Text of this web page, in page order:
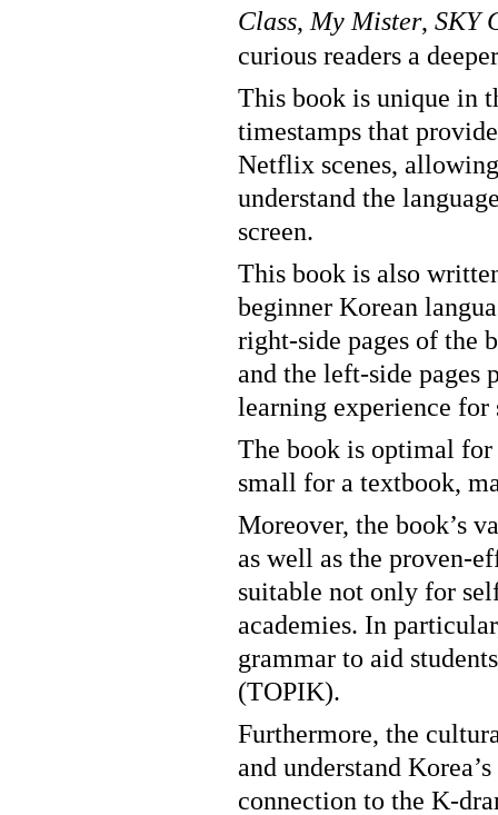
Class, My Mister, SKY
curious readers a
This book is unique in
timestamps that
Netflix scenes,
understand the
screen.
This book is also
beginner Korean
right-side pages of the
and the left-side pages
learning experience
The book is optimal
small for a textbook,
Moreover, the book’s
as well as the proven-
suitable not only for
academies. In
grammar to aid
(TOPIK).
Furthermore, the
and understand
connection to the K-